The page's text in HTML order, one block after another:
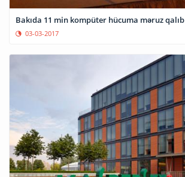
Bakıda 11 min kompüter hücuma məruz qalıb
03-03-2017